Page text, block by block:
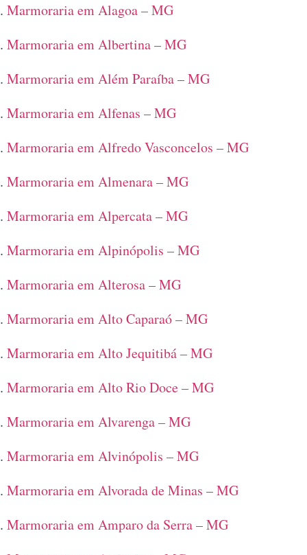
Marmoraria em Alagoa – MG
Marmoraria em Albertina – MG
Marmoraria em Além Paraíba – MG
Marmoraria em Alfenas – MG
Marmoraria em Alfredo Vasconcelos – MG
Marmoraria em Almenara – MG
Marmoraria em Alpercata – MG
Marmoraria em Alpinópolis – MG
Marmoraria em Alterosa – MG
Marmoraria em Alto Caparaó – MG
Marmoraria em Alto Jequitibá – MG
Marmoraria em Alto Rio Doce – MG
Marmoraria em Alvarenga – MG
Marmoraria em Alvinópolis – MG
Marmoraria em Alvorada de Minas – MG
Marmoraria em Amparo da Serra – MG